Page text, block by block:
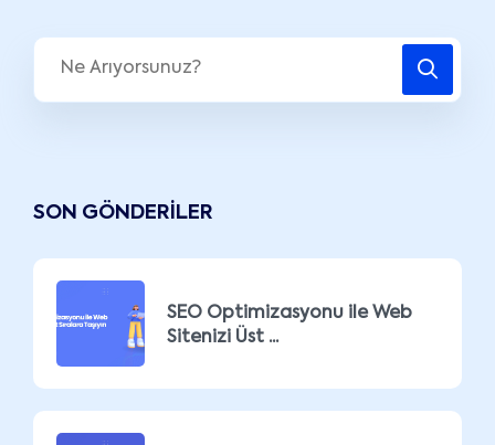
SON GÖNDERILER
SEO Optimizasyonu ile Web
Sitenizi Üst ...